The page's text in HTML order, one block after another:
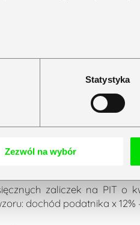
Statystyka
Zezwól na wybór
podatek 3600 zł;
ponad 120 000 zł.
Wartość podatku
zwolnienie z
12% od nadwyżki
zaliczek na PIT o
dochód podatnika x